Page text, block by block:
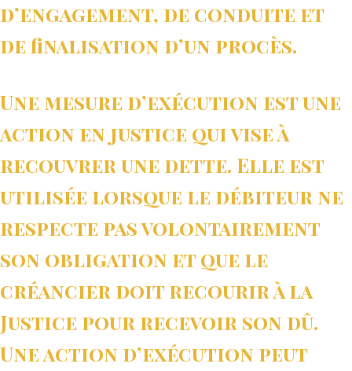
d’engagement, de conduite et
de finalisation d’un procès.
Une mesure d’exécution est une
action en justice qui vise à
recouvrer une dette. Elle est
utilisée lorsque le débiteur ne
respecte pas volontairement
son obligation et que le
créancier doit recourir à la
Justice pour recevoir son dû.
Une action d’exécution peut